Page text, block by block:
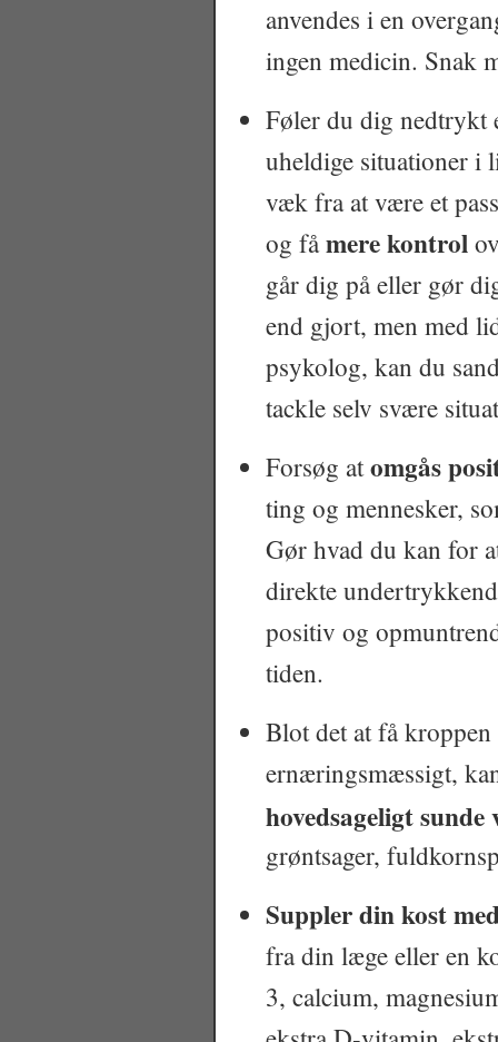
anvendes i en
ingen medicin. Snak
Føler du dig nedtrykt
uheldige situationer i
væk fra at være et
og fåmere kontrol
går dig på eller gør
end gjort, men med
psykolog, kan du
tackle selv svære
Forsøg atomgås
ting og mennesker,
Gør hvad du kan for
direkte
positiv og
tiden.
Blot det at få
ernæringsmæssigt,
hovedsageligt sunde
grøntsager,
Suppler din kost
fra din læge eller en
3, calcium,